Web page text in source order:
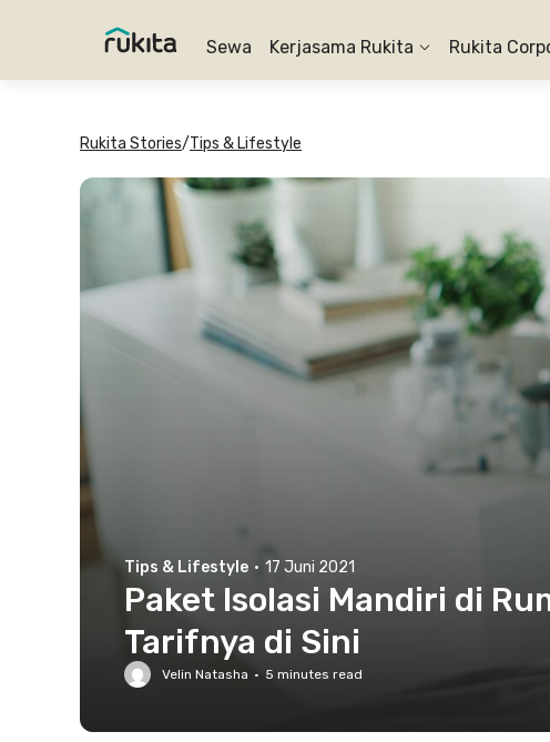
Sewa Kerjasama Rukita Rukita
Rukita Stories/Tips & Lifestyle
Tips & Lifestyle · 17 Juni 2021
Paket Isolasi Mandiri di
Tarifnya di Sini
Velin Natasha · 5 minutes read